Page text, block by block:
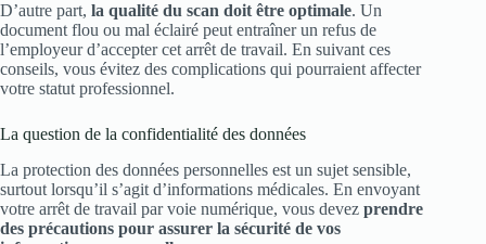
D’autre part, la qualité du scan doit être optimale. Un
document flou ou mal éclairé peut entraîner un refus de
l’employeur d’accepter cet arrêt de travail. En suivant ces
conseils, vous évitez des complications qui pourraient affecter
votre statut professionnel.
La question de la confidentialité des données
La protection des données personnelles est un sujet sensible,
surtout lorsqu’il s’agit d’informations médicales. En envoyant
votre arrêt de travail par voie numérique, vous devez prendre
des précautions pour assurer la sécurité de vos